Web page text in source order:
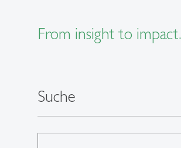
From insight to impact.
Suche